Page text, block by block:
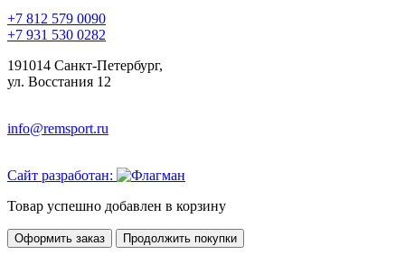
+7 812 579 0090
+7 931 530 0282
191014 Санкт-Петербург,
ул. Восстания 12
info@remsport.ru
Сайт разработан:
Товар успешно добавлен в корзину
Оформить заказ Продолжить покупки